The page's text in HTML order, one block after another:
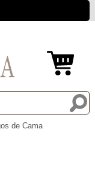
de Cama